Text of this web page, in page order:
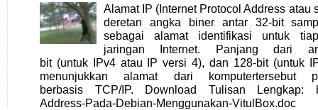
Alamat IP (Internet Protocol Address atau
deretan angka biner antar 32-bit
sebagai alamat identifikasi untuk
jaringan Internet. Panjang dari
bit (untuk IPv4 atau IP versi 4), dan 128-bit (untuk
menunjukkan alamat dari komputertersebut
berbasis TCP/IP. Download Tulisan Lengkap:
Address-Pada-Debian-Menggunakan-VitulBox.doc